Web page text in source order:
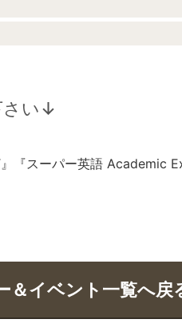
さい↓
『スーパー英語 Academic
＆イベント一覧へ戻